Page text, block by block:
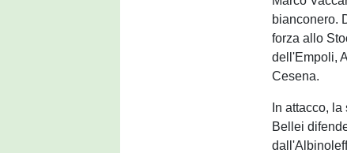
bianconero.
forza allo
dell'Empoli,
Cesena.
In attacco,
Bellei